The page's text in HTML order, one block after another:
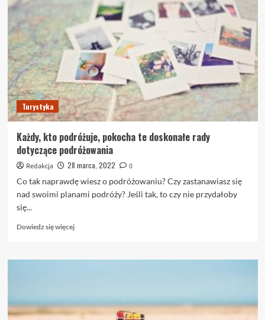
wskazówek
dotyczących
podróżowania,
zanim
wyruszysz
w
następną
podróż!
Turystyka
Każdy, kto podróżuje, pokocha te doskonałe rady
dotyczące podróżowania
Redakcja 28 marca, 2022
0
Co tak naprawdę wiesz o podróżowaniu? Czy zastanawiasz się
nad swoimi planami podróży? Jeśli tak, to czy nie przydałoby
się...
Dowiedz się więcejDowiedz
o
pokocha
te